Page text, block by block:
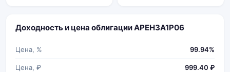
Доходность и цена облигации АРЕНЗА1Р06
Цена, % 99.94%
Цена, ₽ 999.40 ₽